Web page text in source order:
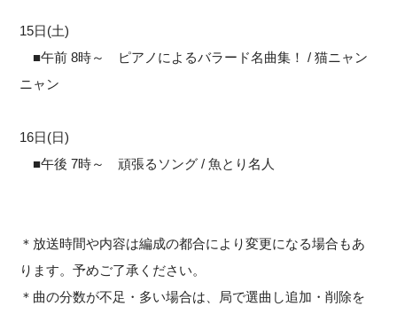
15日(土)
■午前 8時～ ピアノによるバラード名曲集！ / 猫ニャン
ニャン
16日(日)
■午後 7時～ 頑張るソング / 魚とり名人
＊放送時間や内容は編成の都合により変更になる場合もあ
ります。予めご了承ください。
＊曲の分数が不足・多い場合は、局で選曲し追加・削除を